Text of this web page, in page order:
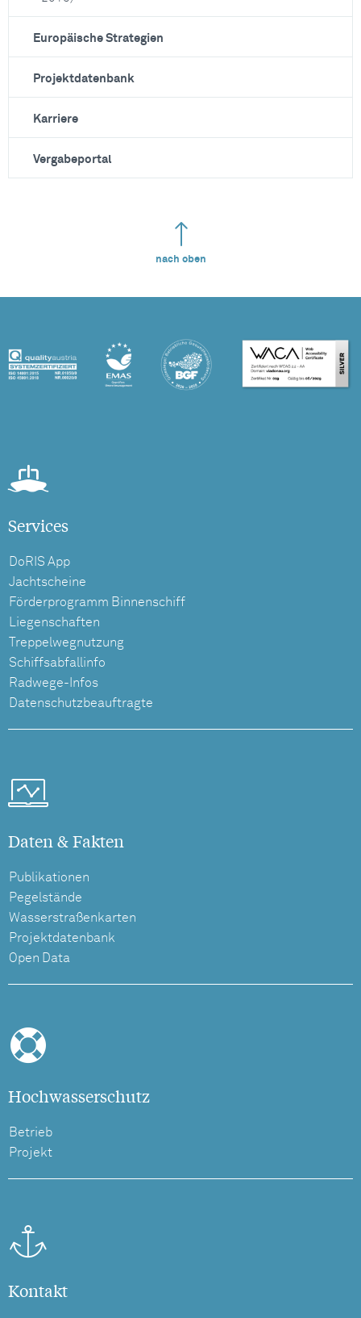
Europäische Strategien
Projektdatenbank
Karriere
Vergabeportal
nach oben
Services
DoRIS App
Jachtscheine
Förderprogramm Binnenschiff
Liegenschaften
Treppelwegnutzung
Schiffsabfallinfo
Radwege-Infos
Datenschutzbeauftragte
Daten & Fakten
Publikationen
Pegelstände
Wasserstraßenkarten
Projektdatenbank
Open Data
Hochwasserschutz
Betrieb
Projekt
Kontakt